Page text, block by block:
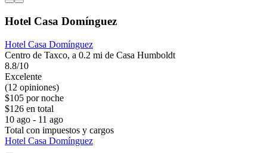
Hotel Casa Domínguez
Hotel Casa Domínguez
Centro de Taxco, a 0.2 mi de Casa Humboldt
8.8/10
Excelente
(12 opiniones)
$105 por noche
$126 en total
10 ago - 11 ago
Total con impuestos y cargos
Hotel Casa Domínguez